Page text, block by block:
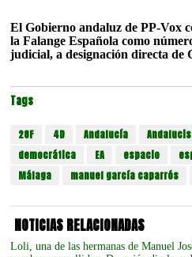
El Gobierno andaluz de PP-Vox
la Falange Española como
judicial, a designación directa de
Tags
28F 4D Andalucía
democrática
EA espacio
Málaga
manuel garcía caparrós
NOTICIAS RELACIONADAS
Loli, una de las hermanas de Manuel